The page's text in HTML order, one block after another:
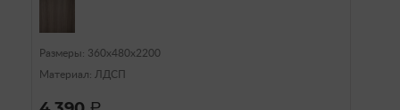
Размеры: 360х480х2200
Материал: ЛДСП